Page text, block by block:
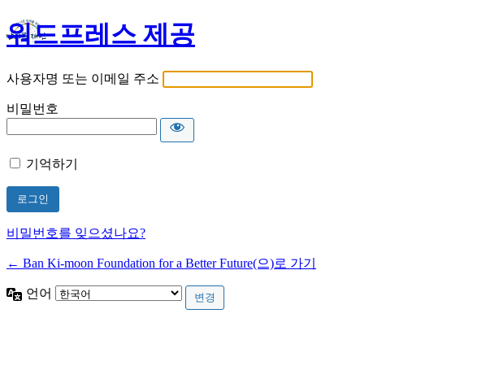
워드프레스 제공
사용자명 또는 이메일 주소
비밀번호
기억하기
비밀번호를 잊으셨나요?
← Ban Ki-moon Foundation for a Better Future(으)로 가기
언어